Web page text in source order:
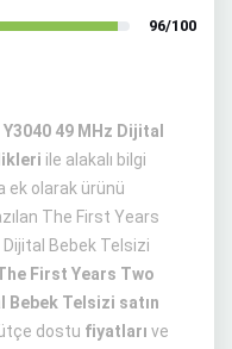
96/100
49 MHz Dijital
ile alakalı bilgi
ek olarak ürünü
The First Years
Bebek Telsizi
First Years Two
Bebek Telsizi satın
dostu fiyatları ve